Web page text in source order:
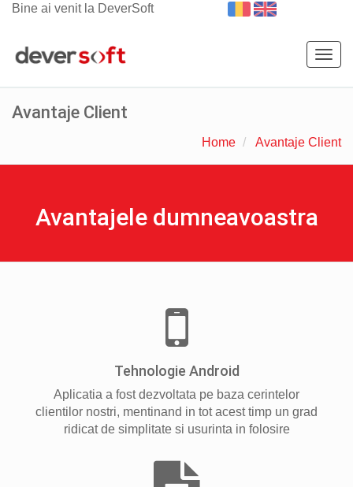
Bine ai venit la DeverSoft
Avantaje Client
Home Avantaje Client
Avantajele dumneavoastra
Tehnologie Android
Aplicatia a fost dezvoltata pe baza cerintelor
clientilor nostri, mentinand in tot acest timp un grad
ridicat de simplitate si usurinta in folosire